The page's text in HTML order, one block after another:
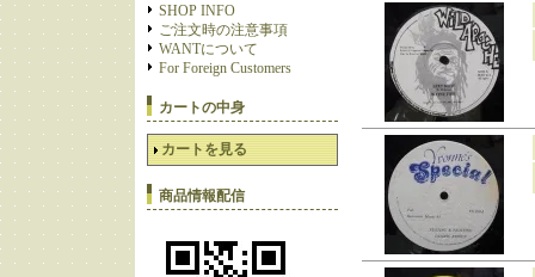
SHOP INFO
ご注文時の注意事項
WANTについて
For Foreign Customers
カートの中身
カートを見る
商品情報配信